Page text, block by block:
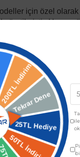
için özel
üretilmiştir. Hasar
yapısı ve
ve dış görünüşünü
ile tam
uygun